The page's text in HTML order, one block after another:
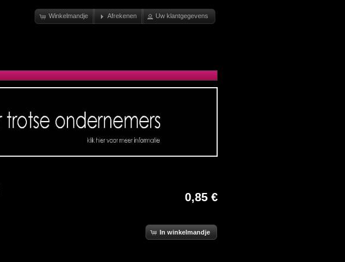
Winkelmandje Afrekenen Uw klantgegevens
0,85 €
In winkelmandje